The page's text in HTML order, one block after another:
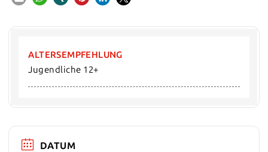
ALTERSEMPFEHLUNG
Jugendliche 12+
DATUM